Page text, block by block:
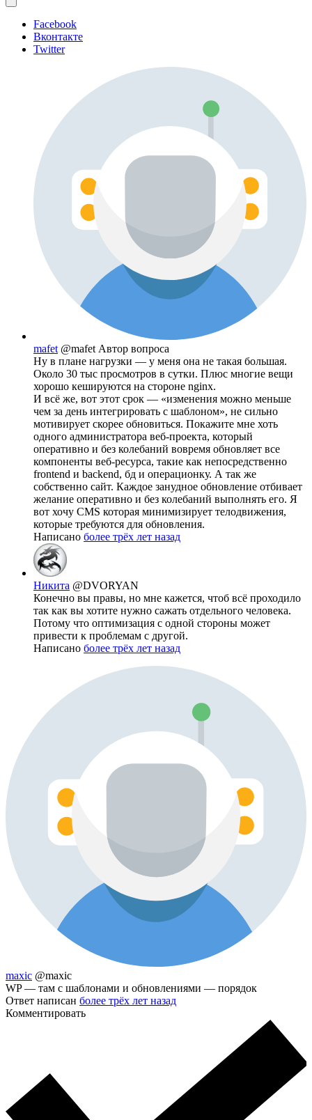
Facebook
Вконтакте
Twitter
mafet @mafet Автор вопроса
Ну в плане нагрузки — у меня она не такая большая.
Около 30 тыс просмотров в сутки. Плюс многие вещи
хорошо кешируются на стороне nginx.
И всё же, вот этот срок — «изменения можно меньше
чем за день интегрировать с шаблоном», не сильно
мотивирует скорее обновиться. Покажите мне хоть
одного администратора веб-проекта, который
оперативно и без колебаний вовремя обновляет все
компоненты веб-ресурса, такие как непосредственно
frontend и backend, бд и операционку. А так же
собственно сайт. Каждое занудное обновление отбивает
желание оперативно и без колебаний выполнять его. Я
вот хочу CMS которая минимизирует телодвижения,
которые требуются для обновления.
Написано более трёх лет назад
Никита @DVORYAN
Конечно вы правы, но мне кажется, чтоб всё проходило
так как вы хотите нужно сажать отдельного человека.
Потому что оптимизация с одной стороны может
привести к проблемам с другой.
Написано более трёх лет назад
maxic @maxic
WP — там с шаблонами и обновлениями — порядок
Ответ написан более трёх лет назад
Комментировать